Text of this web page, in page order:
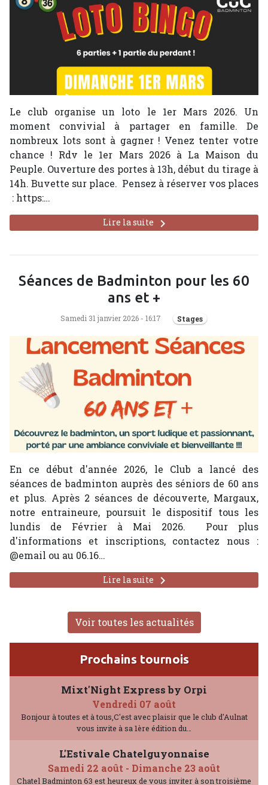
Le club organise un loto le 1er Mars 2026. Un
moment convivial à partager en famille. De
nombreux lots sont à gagner ! Venez tenter votre
chance ! Rdv le 1er Mars 2026 à La Maison du
Peuple. Ouverture des portes à 13h, début du tirage à
14h. Buvette sur place. Pensez à réserver vos places
: https:…
Lire la suite keyboard_arrow_right
Séances de Badminton pour les 60
ans et +
Samedi 31 janvier 2026 - 16:17 Stages
En ce début d'année 2026, le Club a lancé des
séances de badminton auprès des séniors de 60 ans
et plus. Après 2 séances de découverte, Margaux,
notre entraineure, poursuit le dispositif tous les
lundis de Février à Mai 2026. Pour plus
d'informations et inscriptions, contactez nous :
@email ou au 06.16…
Lire la suite keyboard_arrow_right
Voir toutes les actualités
Prochains tournois
Mixt'Night Express by Orpi
Vendredi 07 août
Bonjour à toutes et à tous,C'est avec plaisir que le club d'Aulnat
vous invite à sa 1ère édition du…
L'Estivale Chatelguyonnaise
Samedi 22 août - Dimanche 23 août
Chatel Badminton 63 est heureux de vous inviter à son troisième